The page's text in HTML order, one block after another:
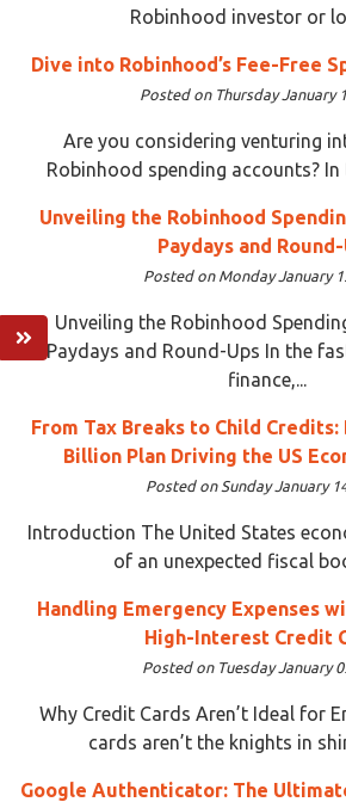
Robinhood investor or
Dive into Robinhood’s Fee-Free
Posted on Thursday January
Are you considering venturing
Robinhood spending accounts? In
Unveiling the Robinhood
Paydays and
Posted on Monday January
Unveiling the Robinhood
Paydays and Round-Ups In the
finance,...
From Tax Breaks to Child Credits:
Billion Plan Driving the US
Posted on Sunday January
Introduction The United States
of an unexpected fiscal
Handling Emergency Expenses
High-Interest Credit
Posted on Tuesday January
Why Credit Cards Aren’t Ideal for
cards aren’t the knights in
Google Authenticator: The